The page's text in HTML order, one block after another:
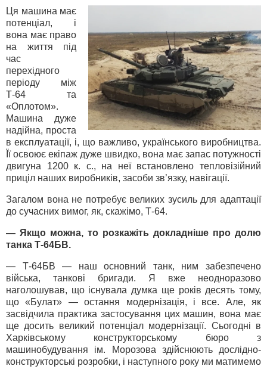
Ця машина має
потенціал, і
вона має право
на життя під
час
перехідного
періоду між
Т-64 та
«Оплотом».
Машина дуже
надійна, проста
в експлуатації, і, що важливо, українського виробництва.
Її освоює екіпаж дуже швидко, вона має запас потужності
двигуна 1200 к. с., на неї встановлено тепловізійний
приціл наших виробників, засоби зв’язку, навігації.
Загалом вона не потребує великих зусиль для адаптації
до сучасних вимог, як, скажімо, Т-64.
— Якщо можна, то розкажіть докладніше про долю
танка Т-64БВ.
— Т-64БВ — наш основний танк, ним забезпечено
війська, танкові бригади. Я вже неодноразово
наголошував, що існувала думка ще років десять тому,
що «Булат» — остання модернізація, і все. Але, як
засвідчила практика застосування цих машин, вона має
ще досить великий потенціал модернізації. Сьогодні в
Харківському конструкторському бюро з
машинобудування ім. Морозова здійснюють дослідно-
конструкторські розробки, і наступного року ми матимемо